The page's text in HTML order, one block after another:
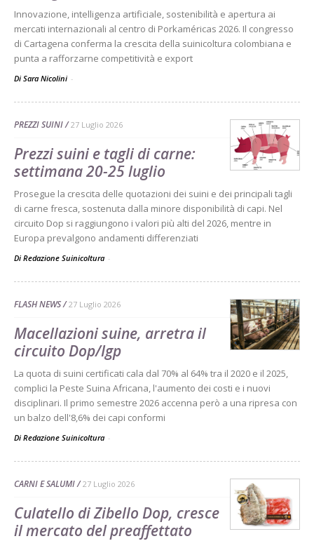
Innovazione, intelligenza artificiale, sostenibilità e apertura ai
mercati internazionali al centro di Porkaméricas 2026. Il congresso
di Cartagena conferma la crescita della suinicoltura colombiana e
punta a rafforzarne competitività e export
Di Sara Nicolini -
PREZZI SUINI 27 Luglio 2026
Prezzi suini e tagli di carne:
settimana 20-25 luglio
Prosegue la crescita delle quotazioni dei suini e dei principali tagli
di carne fresca, sostenuta dalla minore disponibilità di capi. Nel
circuito Dop si raggiungono i valori più alti del 2026, mentre in
Europa prevalgono andamenti differenziati
Di Redazione Suinicoltura -
FLASH NEWS 27 Luglio 2026
Macellazioni suine, arretra il
circuito Dop/Igp
La quota di suini certificati cala dal 70% al 64% tra il 2020 e il 2025,
complici la Peste Suina Africana, l'aumento dei costi e i nuovi
disciplinari. Il primo semestre 2026 accenna però a una ripresa con
un balzo dell'8,6% dei capi conformi
Di Redazione Suinicoltura -
CARNI E SALUMI 27 Luglio 2026
Culatello di Zibello Dop, cresce
il mercato del preaffettato